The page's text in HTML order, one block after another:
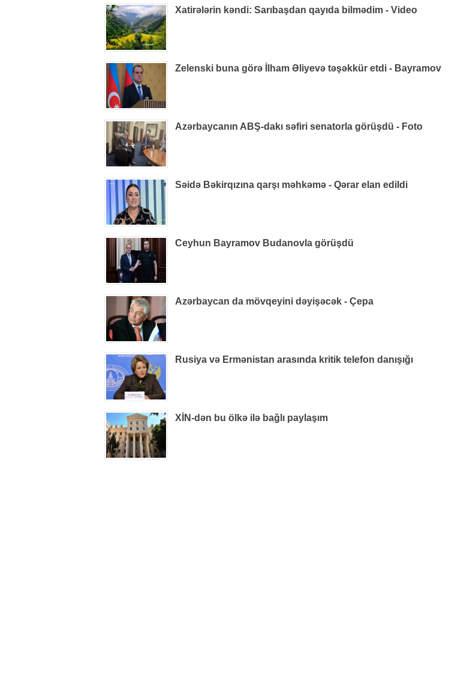
Xatirələrin kəndi: Sarıbaşdan qayıda bilmədim - Video
Zelenski buna görə İlham Əliyevə təşəkkür etdi - Bayramov
Azərbaycanın ABŞ-dakı səfiri senatorla görüşdü - Foto
Səidə Bəkirqızına qarşı məhkəmə - Qərar elan edildi
Ceyhun Bayramov Budanovla görüşdü
Azərbaycan da mövqeyini dəyişəcək - Çepa
Rusiya və Ermənistan arasında kritik telefon danışığı
XİN-dən bu ölkə ilə bağlı paylaşım